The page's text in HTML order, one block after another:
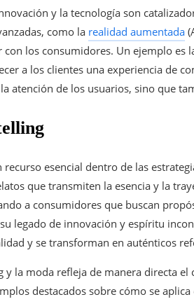
y la tecnología son
como la realidad aumentada
los consumidores. Un ejemplo es
a los clientes una experiencia de
atención de los usuarios, sino que
recurso esencial dentro de las
que transmiten la esencia y la
a consumidores que buscan
legado de innovación y espíritu
y se transforman en auténticos
y la moda refleja de manera directa
destacados sobre cómo se